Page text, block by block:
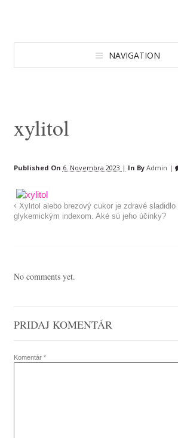
NAVIGATION
xylitol
Published On 6. Novembra 2023 | In By Admin |
Xylitol alebo brezový cukor je zdravé
glykemickým indexom. Aké sú jeho účinky?
No comments yet.
PRIDAJ KOMENTÁR
Komentár *